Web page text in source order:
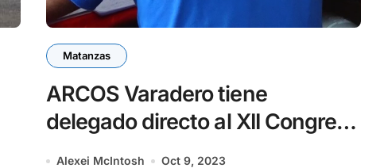
Matanzas
ARCOS Varadero tiene
delegado directo al XII Congreso
de la UJC
Alexei McIntosh Oct 9, 2023